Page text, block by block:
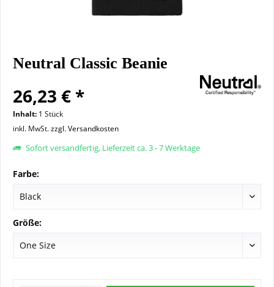
Neutral Classic Beanie
26,23 € *
Inhalt: 1 Stück
inkl. MwSt.zzgl. Versandkosten
Sofort versandfertig, Lieferzeit ca. 3 - 7 Werktage
Farbe:
Größe: